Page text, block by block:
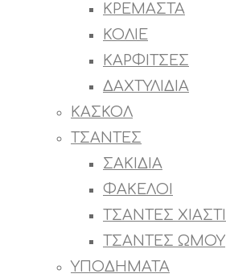
ΚΡΕΜΑΣΤΑ
ΚΟΛΙΕ
ΚΑΡΦΙΤΣΕΣ
ΔΑΧΤΥΛΙΔΙΑ
ΚΑΣΚΟΛ
ΤΣΑΝΤΕΣ
ΣΑΚΙΔΙΑ
ΦΑΚΕΛΟΙ
ΤΣΑΝΤΕΣ ΧΙΑΣΤΙ
ΤΣΑΝΤΕΣ ΩΜΟΥ
ΥΠΟΔΗΜΑΤΑ